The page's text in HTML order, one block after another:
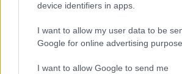
device identifiers in apps.
I want to allow my user data to be
Google for online advertising
I want to allow Google to send me
ΔΙΑΒΑΣΤΕ ΠΕΡΙΣΣΟΤΕΡΑ ΓΕΡΜΑΝΌΣ ΠΡΈΣΒΗΣ